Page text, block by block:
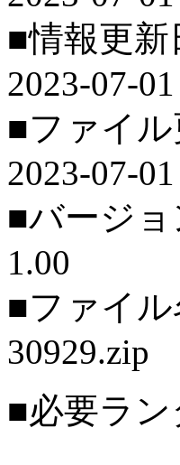
■情報更新
2023-07-01
■ファイル
2023-07-01
■バージョ
1.00
■ファイル
30929.zip
■必要ラン